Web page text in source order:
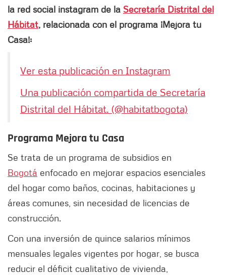
la red social instagram de la Secretaría Distrital del
Hábitat, relacionada con el programa ¡Mejora tu
Casa!:
Ver esta publicación en Instagram
Una publicación compartida de Secretaría
Distrital del Hábitat. (@habitatbogota)
Programa Mejora tu Casa
Se trata de un programa de subsidios en
Bogotá enfocado en mejorar espacios esenciales
del hogar como baños, cocinas, habitaciones y
áreas comunes, sin necesidad de licencias de
construcción.
Con una inversión de quince salarios mínimos
mensuales legales vigentes por hogar, se busca
reducir el déficit cualitativo de vivienda,